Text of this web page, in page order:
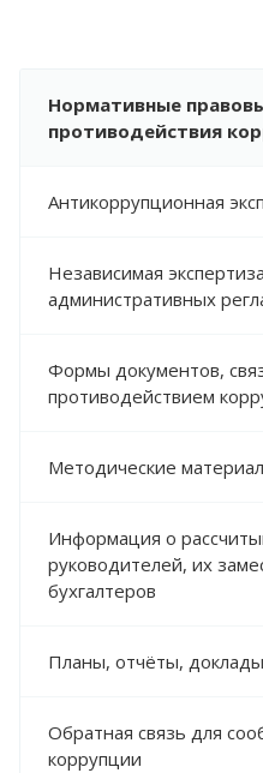
Нормативные
противодействия
Антикоррупционная
Независимая
административных
Формы документов,
противодействием
Методические
Информация о
руководителей, их
бухгалтеров
Планы, отчёты, доклады
Обратная связь для
коррупции